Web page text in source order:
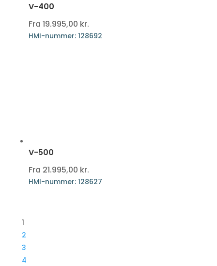
V-400
Fra 19.995,00 kr.
HMI-nummer: 128692
V-500
Fra 21.995,00 kr.
HMI-nummer: 128627
1
2
3
4